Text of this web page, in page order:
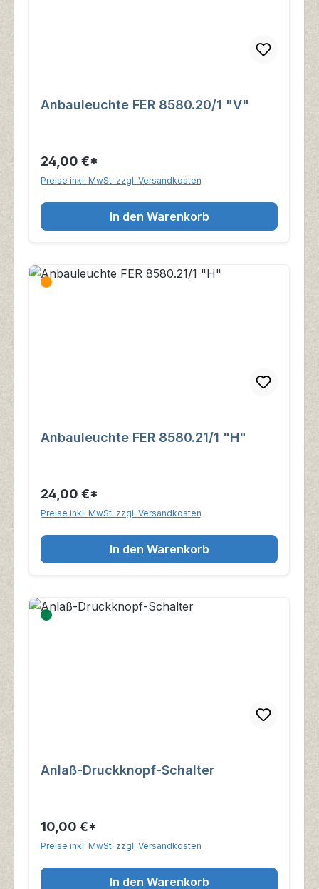
Anbauleuchte FER 8580.20/1 "V"
24,00 €*
Preise inkl. MwSt. zzgl. Versandkosten
In den Warenkorb
Anbauleuchte FER 8580.21/1 "H"
24,00 €*
Preise inkl. MwSt. zzgl. Versandkosten
In den Warenkorb
Anlaß-Druckknopf-Schalter
10,00 €*
Preise inkl. MwSt. zzgl. Versandkosten
In den Warenkorb